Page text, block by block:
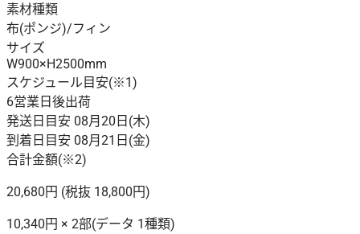
素材種類
布(ポンジ)/フィン
サイズ
W900×H2500mm
スケジュール目安(※1)
6営業日後出荷
発送日目安 08月20日(木)
到着日目安 08月21日(金)
合計金額(※2)
20,680円 (税抜 18,800円)
10,340円 × 2部(データ 1種類)